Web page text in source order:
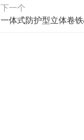
下一个
一体式防护型立体卷